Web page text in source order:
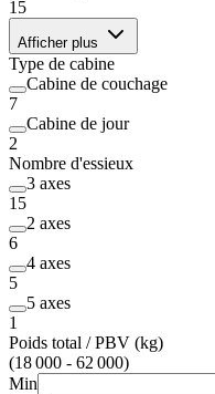
15
Afficher plus
Type de cabine
Cabine de couchage
7
Cabine de jour
2
Nombre d'essieux
3 axes
15
2 axes
6
4 axes
5
5 axes
1
Poids total / PBV (kg)
(18 000 - 62 000)
Min